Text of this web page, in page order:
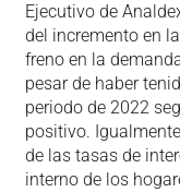
Ejecutivo de
del incremento en
freno en la
pesar de haber
periodo de 2022
positivo.
de las tasas de
interno de los